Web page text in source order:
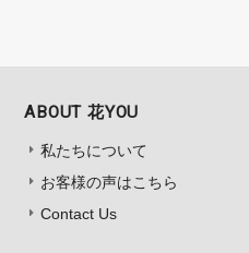
ABOUT 花YOU
私たちについて
お客様の声はこちら
Contact Us